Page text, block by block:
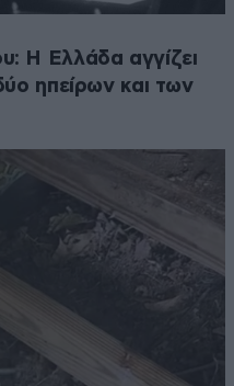
Η Ελλάδα αγγίζει
ηπείρων και των